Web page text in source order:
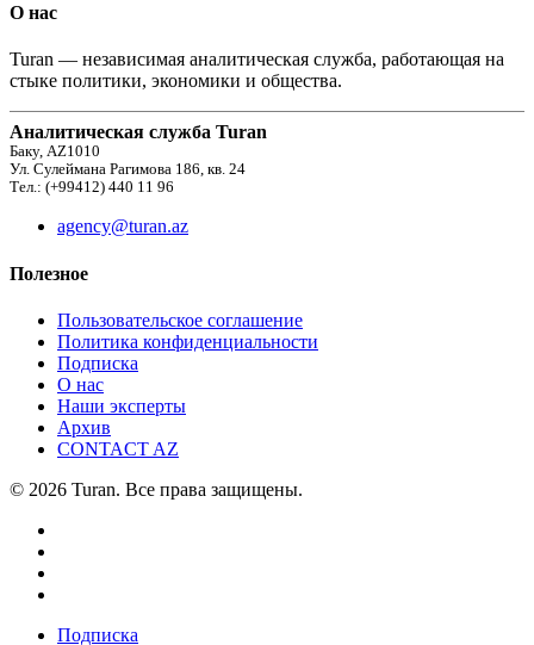
О нас
Turan — независимая аналитическая служба, работающая на
стыке политики, экономики и общества.
Аналитическая служба Turan
Баку, AZ1010
Ул. Сулеймана Рагимова 186, кв. 24
Тел.: (+99412) 440 11 96
agency@turan.az
Полезное
Пользовательское соглашение
Политика конфиденциальности
Подписка
О нас
Наши эксперты
Архив
CONTACT AZ
© 2026 Turan. Все права защищены.
Подписка